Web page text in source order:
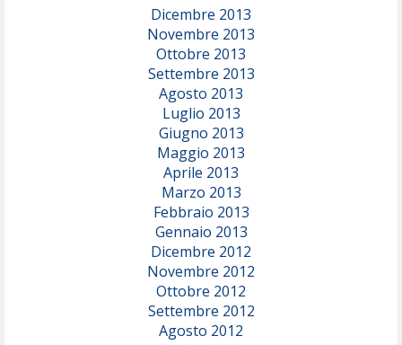
Dicembre 2013
Novembre 2013
Ottobre 2013
Settembre 2013
Agosto 2013
Luglio 2013
Giugno 2013
Maggio 2013
Aprile 2013
Marzo 2013
Febbraio 2013
Gennaio 2013
Dicembre 2012
Novembre 2012
Ottobre 2012
Settembre 2012
Agosto 2012